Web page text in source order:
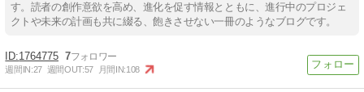
す。読者の創作意欲を高め、進化を促す情報とともに、進行中のプロジェ
クトや未来の計画も共に綴る、飽きさせない一冊のようなブログです。
1764775 7
週間IN:27 週間OUT:57 月間IN:108